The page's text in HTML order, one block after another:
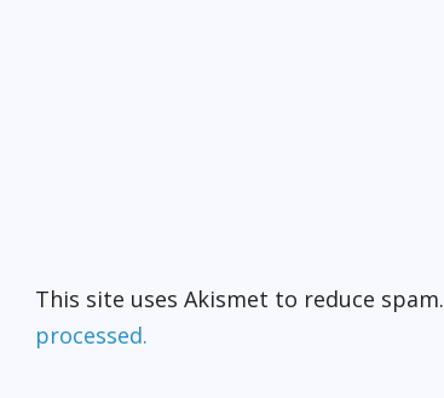
This site uses Akismet to reduce spam.
processed.